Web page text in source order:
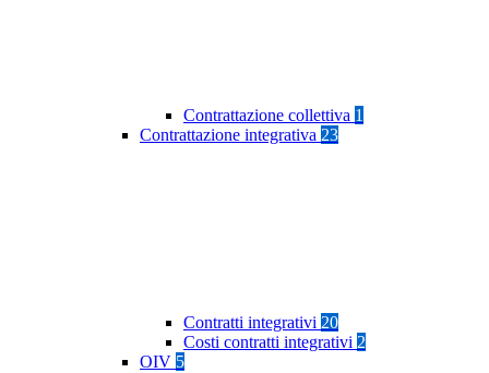
Contrattazione collettiva 1
Contrattazione integrativa 23
Contratti integrativi 20
Costi contratti integrativi 2
OIV 5